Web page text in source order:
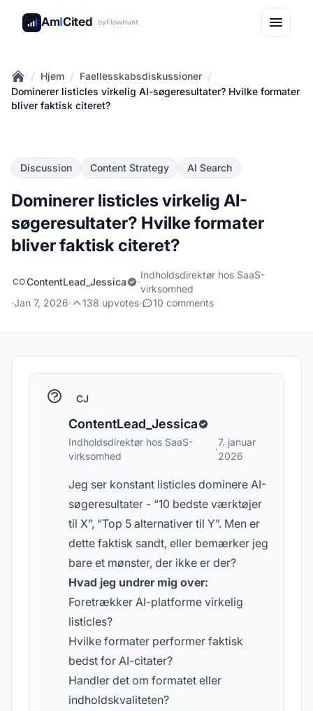
AmICited byFlowHunt
Home
/ Hjem / Faellesskabsdiskussioner /
Dominerer listicles virkelig AI-søgeresultater? Hvilke formater
bliver faktisk citeret?
Discussion Content Strategy AI Search
Dominerer listicles virkelig AI-
søgeresultater? Hvilke formater
bliver faktisk citeret?
COContentLead_Jessica ·
Indholdsdirektør hos SaaS-
virksomhed
·Jan 7, 2026· 138 upvotes· 10 comments
CJ
ContentLead_Jessica
Indholdsdirektør hos SaaS-
virksomhed
·
7. januar
2026
Jeg ser konstant listicles dominere AI-
søgeresultater - “10 bedste værktøjer
til X”, “Top 5 alternativer til Y”. Men er
dette faktisk sandt, eller bemærker jeg
bare et mønster, der ikke er der?
Hvad jeg undrer mig over:
Foretrækker AI-platforme virkelig
listicles?
Hvilke formater performer faktisk
bedst for AI-citater?
Handler det om formatet eller
indholdskvaliteten?